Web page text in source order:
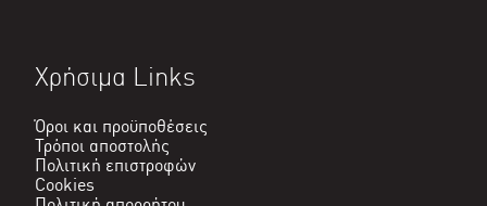
Χρήσιμα Links
Όροι και προϋποθέσεις
Τρόποι αποστολής
Πολιτική επιστροφών
Cookies